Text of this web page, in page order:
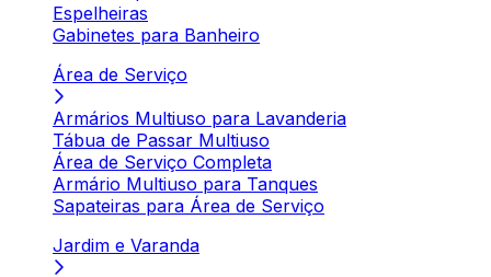
Espelheiras
Gabinetes para Banheiro
Área de Serviço
Armários Multiuso para Lavanderia
Tábua de Passar Multiuso
Área de Serviço Completa
Armário Multiuso para Tanques
Sapateiras para Área de Serviço
Jardim e Varanda